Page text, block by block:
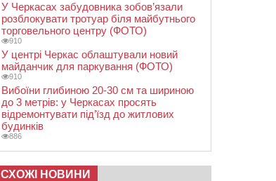
У Черкасах забудовника зобов’язали
розблокувати тротуар біля майбутнього
торговельного центру (ФОТО)
910
У центрі Черкас облаштували новий
майданчик для паркування (ФОТО)
910
Вибоїни глибиною 20-30 см та шириною
до 3 метрів: у Черкасах просять
відремонтувати під’їзд до житлових
будинків
886
СХОЖІ НОВИНИ